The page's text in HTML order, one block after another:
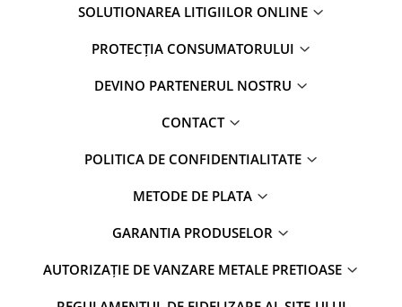
SOLUTIONAREA LITIGIILOR ONLINE
PROTECȚIA CONSUMATORULUI
DEVINO PARTENERUL NOSTRU
CONTACT
POLITICA DE CONFIDENTIALITATE
METODE DE PLATA
GARANTIA PRODUSELOR
AUTORIZAȚIE DE VANZARE METALE PRETIOASE